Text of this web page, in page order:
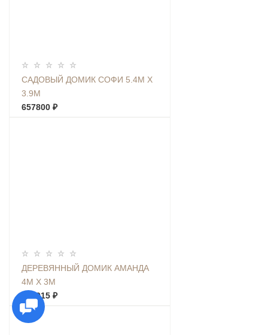
САДОВЫЙ ДОМИК СОФИ 5.4М Х
3.9М
657800 ₽
ДЕРЕВЯННЫЙ ДОМИК АМАНДА
4М Х 3М
389015 ₽